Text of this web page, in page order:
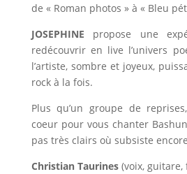
de « Roman photos » à « Bleu
JOSEPHINE propose une
redécouvrir en live l’univers
l’artiste, sombre et joyeux,
rock à la fois.
Plus qu’un groupe de
coeur pour vous chanter
pas très clairs où subsiste
Christian Taurines(voix, guitare,